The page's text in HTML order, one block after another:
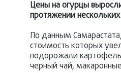
Цены на огурцы
протяжении
По данным
стоимость которых
подорожали
черный чай,